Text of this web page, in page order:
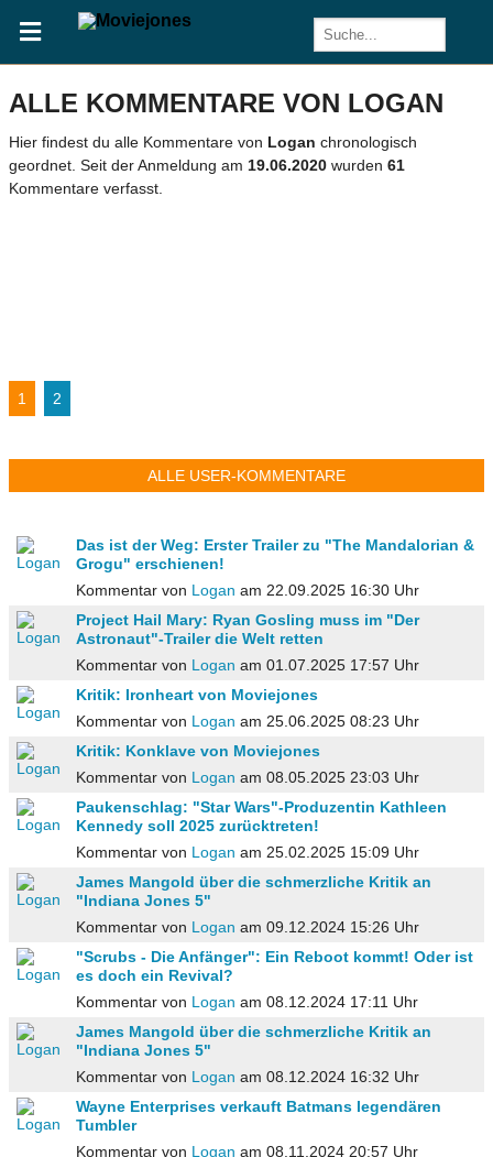
ALLE KOMMENTARE VON LOGAN
Hier findest du alle Kommentare von Logan chronologisch
geordnet. Seit der Anmeldung am 19.06.2020 wurden 61
Kommentare verfasst.
1 2
ALLE USER-KOMMENTARE
Das ist der Weg: Erster Trailer zu "The Mandalorian &
Grogu" erschienen!
Kommentar von Logan am 22.09.2025 16:30 Uhr
Project Hail Mary: Ryan Gosling muss im "Der
Astronaut"-Trailer die Welt retten
Kommentar von Logan am 01.07.2025 17:57 Uhr
Kritik: Ironheart von Moviejones
Kommentar von Logan am 25.06.2025 08:23 Uhr
Kritik: Konklave von Moviejones
Kommentar von Logan am 08.05.2025 23:03 Uhr
Paukenschlag: "Star Wars"-Produzentin Kathleen
Kennedy soll 2025 zurücktreten!
Kommentar von Logan am 25.02.2025 15:09 Uhr
James Mangold über die schmerzliche Kritik an
"Indiana Jones 5"
Kommentar von Logan am 09.12.2024 15:26 Uhr
"Scrubs - Die Anfänger": Ein Reboot kommt! Oder ist
es doch ein Revival?
Kommentar von Logan am 08.12.2024 17:11 Uhr
James Mangold über die schmerzliche Kritik an
"Indiana Jones 5"
Kommentar von Logan am 08.12.2024 16:32 Uhr
Wayne Enterprises verkauft Batmans legendären
Tumbler
Kommentar von Logan am 08.11.2024 20:57 Uhr